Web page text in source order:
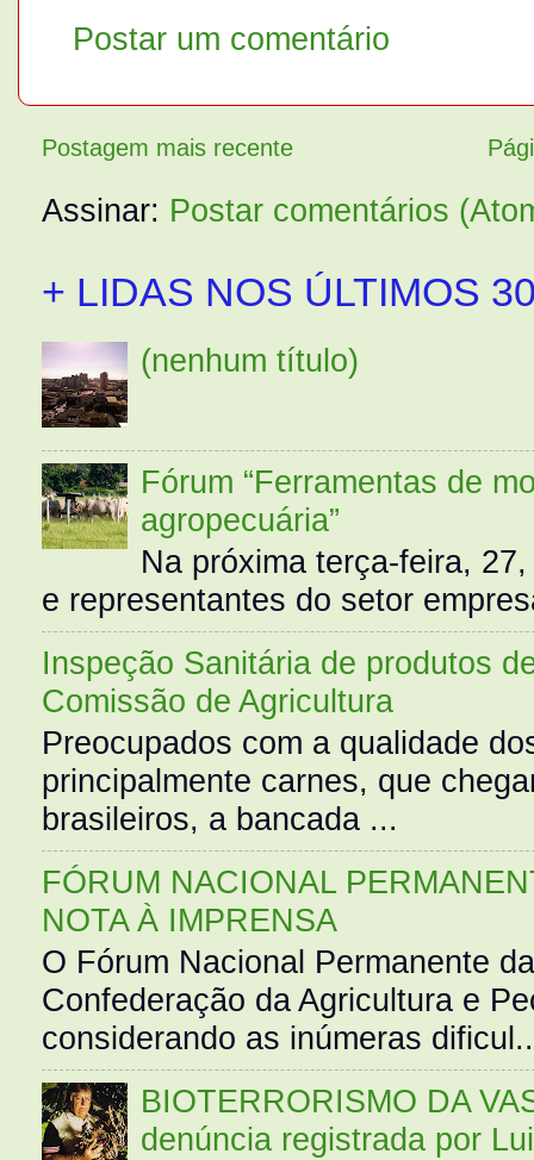
Postar um comentário
Postagem mais recente
Assinar: Postar comentários
+ LIDAS NOS ÚLTIMOS
(nenhum título)
Fórum “Ferramentas de
agropecuária”
Na próxima terça-feira,
e representantes do setor
Inspeção Sanitária de produtos
Comissão de Agricultura
Preocupados com a qualidade
principalmente carnes, que
brasileiros, a bancada ...
FÓRUM NACIONAL
NOTA À IMPRENSA
O Fórum Nacional Permanente
Confederação da Agricultura e
considerando as inúmeras
BIOTERRORISMO DA
denúncia registrada por